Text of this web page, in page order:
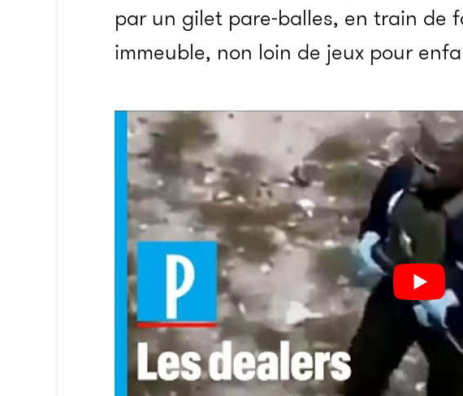
par un gilet pare-balles, en train de
immeuble, non loin de jeux pour